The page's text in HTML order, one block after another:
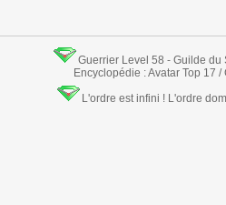
Guerrier Level 58 - Guilde
Encyclopédie : Avatar Top 17 /
L'ordre est infini ! L'ordre